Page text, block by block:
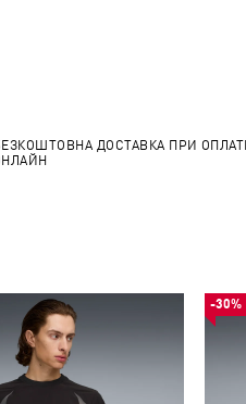
ДОСТАВКА ПРИ ОПЛАТІ
-30%